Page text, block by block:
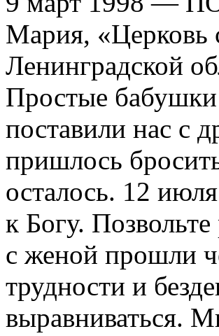
Мария, «Церковь
Ленинградской
Простые
поставили нас с
пришлось
осталось. 12
к Богу.
с женой прошли
трудности и
выравниваться.